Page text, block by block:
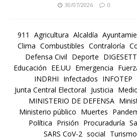
30/07/2026 0
911 Agricultura Alcaldía
Clima Combustibles Contraloría
Defensa Civil Deporte DIGESETT
Educación EE.UU Emergencia
INDRHI Infectados INFOTEP
Junta Central Electoral Justicia
MINISTERIO DE DEFENSA
Ministerio público Muertes
Política Prisión Procuraduría
SARS CoV-2 social Turismo